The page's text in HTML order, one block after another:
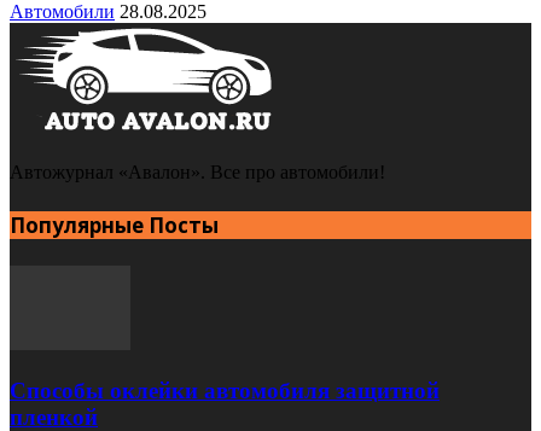
Автомобили 28.08.2025
Автожурнал «Авалон». Все про автомобили!
Популярные Посты
Способы оклейки автомобиля защитной
пленкой